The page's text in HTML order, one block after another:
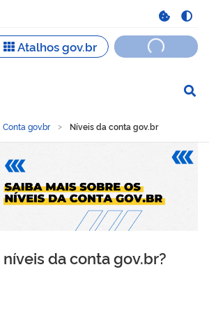
de navegação
Conta gov.br Níveis da conta gov.br
gov.br
da conta gov.br?